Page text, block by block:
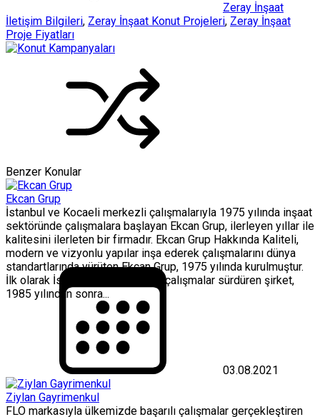
Zeray İnşaat
İletişim Bilgileri, Zeray İnşaat Konut Projeleri, Zeray İnşaat
Proje Fiyatları
Benzer Konular
Ekcan Grup
İstanbul ve Kocaeli merkezli çalışmalarıyla 1975 yılında inşaat
sektöründe çalışmalara başlayan Ekcan Grup, ilerleyen yıllar ile
kalitesini ilerleten bir firmadır. Ekcan Grup Hakkında Kaliteli,
modern ve vizyonlu yapılar inşa ederek çalışmalarını dünya
standartlarında yürüten Ekcan Grup, 1975 yılında kurulmuştur.
İlk olarak İstanbul ve Kocaeli’de çalışmalar sürdüren şirket,
1985 yılından sonra...
03.08.2021
Ziylan Gayrimenkul
FLO markasıyla ülkemizde başarılı çalışmalar gerçekleştiren